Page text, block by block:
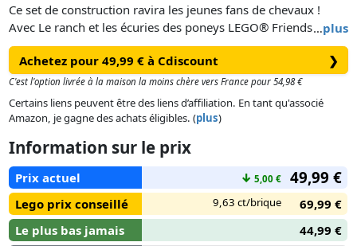
…plus
Ce set de construction ravira les jeunes fans de chevaux !
Avec Le ranch et les écuries des poneys LEGO® Friends
(42654) les enfants dès 7 ans vivent de belles histoires
d’amitié et jouent avec des animaux. Le set inclut un ranch,
avec une écurie et un espace de vie, une charrette, 2 mini-
poupées, 2 micro-poupées, un chat, 3 poneys et de
nombreux accessoires créatifs.
Aliya, Liann, Victoria et Ella inspirent une infinité d’histoires
aux enfants. Ils s’amuseront à panser et à nourrir les 3
poneys ou à hisser les balles de foin sur la charrette et dans
le grenier, à l’aide du treuil. Le ranch offre un espace de vie
confortable ainsi qu’un grenier à foin au-dessus de l’écurie où
les amies aiment dormir : le rêve de tout fan de chevaux !
Achetez pour 49,99 € à Cdiscount ❯
C'est l'option livrée à la maison la moins chère vers France pour 54,98 €
Certains liens peuvent être des liens d’affiliation. En tant qu'associé
Amazon, je gagne des achats éligibles. (plus)
Information sur le prix
Prix actuel ↓ 5,00 € 49,99 €
Lego prix conseillé 9,63 ct/brique
69,99 €
Le plus bas jamais
44,99 €